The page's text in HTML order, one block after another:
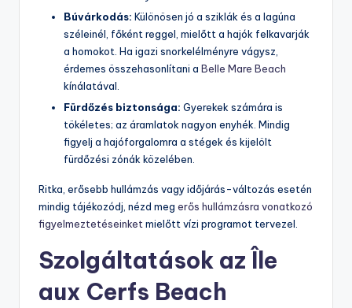
Búvárkodás: Különösen jó a sziklák és a lagúna
széleinél, főként reggel, mielőtt a hajók felkavarják
a homokot. Ha igazi snorkelélményre vágysz,
érdemes összehasonlítani a Belle Mare Beach
kínálatával.
Fürdőzés biztonsága: Gyerekek számára is
tökéletes; az áramlatok nagyon enyhék. Mindig
figyelj a hajóforgalomra a stégek és kijelölt
fürdőzési zónák közelében.
Ritka, erősebb hullámzás vagy időjárás-változás esetén
mindig tájékozódj, nézd meg erős hullámzásra vonatkozó
figyelmeztetéseinketmielőtt vízi programot tervezel.
Szolgáltatások az Île
aux Cerfs Beach